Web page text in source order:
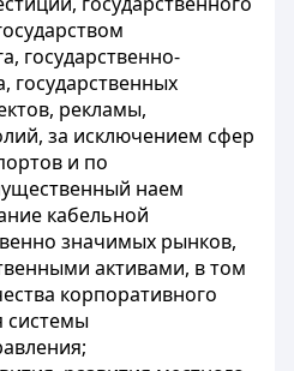
государственно-
государственных
рекламы,
за исключением сфер
и по
наем
кабельной
значимых рынков,
активами, в том
корпоративного
системы